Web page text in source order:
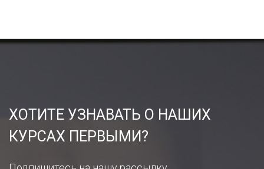
ХОТИТЕ УЗНАВАТЬ О НАШИХ
КУРСАХ ПЕРВЫМИ?